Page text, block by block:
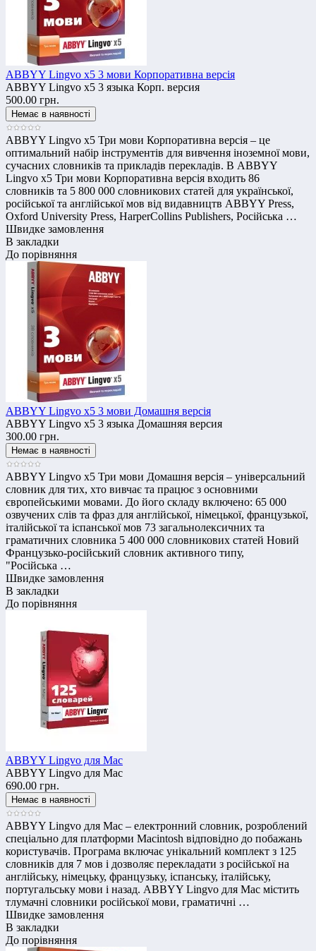
ABBYY Lingvo x5 3 мови Корпоративна версія
ABBYY Lingvo x5 3 языка Корп. версия
500.00 грн.
ABBYY Lingvo x5 Три мови Корпоративна версія – це
оптимальний набір інструментів для вивчення іноземної мови,
сучасних словників та прикладів перекладів. В ABBYY
Lingvo х5 Три мови Корпоративна версія входить 86
словників та 5 800 000 словникових статей для української,
російської та англійської мов від видавництв ABBYY Press,
Oxford University Press, HarperCollins Publishers, Російська …
Швидке замовлення
В закладки
До порівняння
ABBYY Lingvo x5 3 мови Домашня версія
ABBYY Lingvo x5 3 языка Домашняя версия
300.00 грн.
ABBYY Lingvo x5 Три мови Домашня версія – універсальний
словник для тих, хто вивчає та працює з основними
європейськими мовами. До його складу включено: 65 000
озвучених слів та фраз для англійської, німецької, французької,
італійської та іспанської мов 73 загальнолексичних та
граматичних словника 5 400 000 словникових статей Новий
Французько-російський словник активного типу,
"Російська …
Швидке замовлення
В закладки
До порівняння
ABBYY Lingvo для Mac
ABBYY Lingvo для Mac
690.00 грн.
ABBYY Lingvo для Mac – електронний словник, розроблений
спеціально для платформи Macintosh відповідно до побажань
користувачів. Програма включає унікальний комплект з 125
словників для 7 мов і дозволяє перекладати з російської на
англійську, німецьку, французьку, іспанську, італійську,
португальську мови і назад. ABBYY Lingvo для Mac містить
тлумачні словники російської мови, граматичні …
Швидке замовлення
В закладки
До порівняння